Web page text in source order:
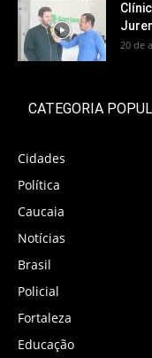
20 de
CATEGORIA
Cidades
Política
Caucaia
Notícias
Brasil
Policial
Fortaleza
Educação